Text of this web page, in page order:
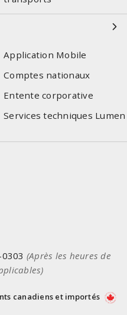
Application Mobile
Comptes nationaux
Entente corporative
Services techniques Lumen
(Après les heures de
canadiens et importés